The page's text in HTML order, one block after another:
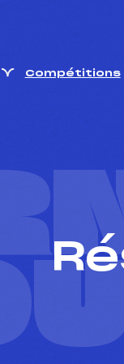
Compétitions